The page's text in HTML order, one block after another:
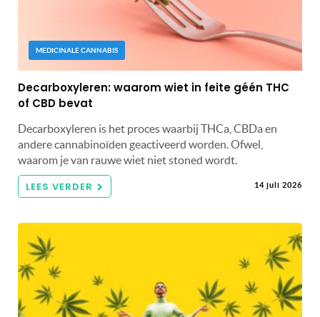
MEDICINALE CANNABIS
Decarboxyleren: waarom wiet in feite géén THC
of CBD bevat
Decarboxyleren is het proces waarbij THCa, CBDa en
andere cannabinoïden geactiveerd worden. Ofwel,
waarom je van rauwe wiet niet stoned wordt.
LEES VERDER 14 juli 2026